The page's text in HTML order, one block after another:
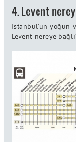
4. Levent
İstanbul'un yoğun
Levent nereye